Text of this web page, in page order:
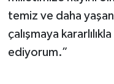
temiz ve daha
çalışmaya
ediyorum.”